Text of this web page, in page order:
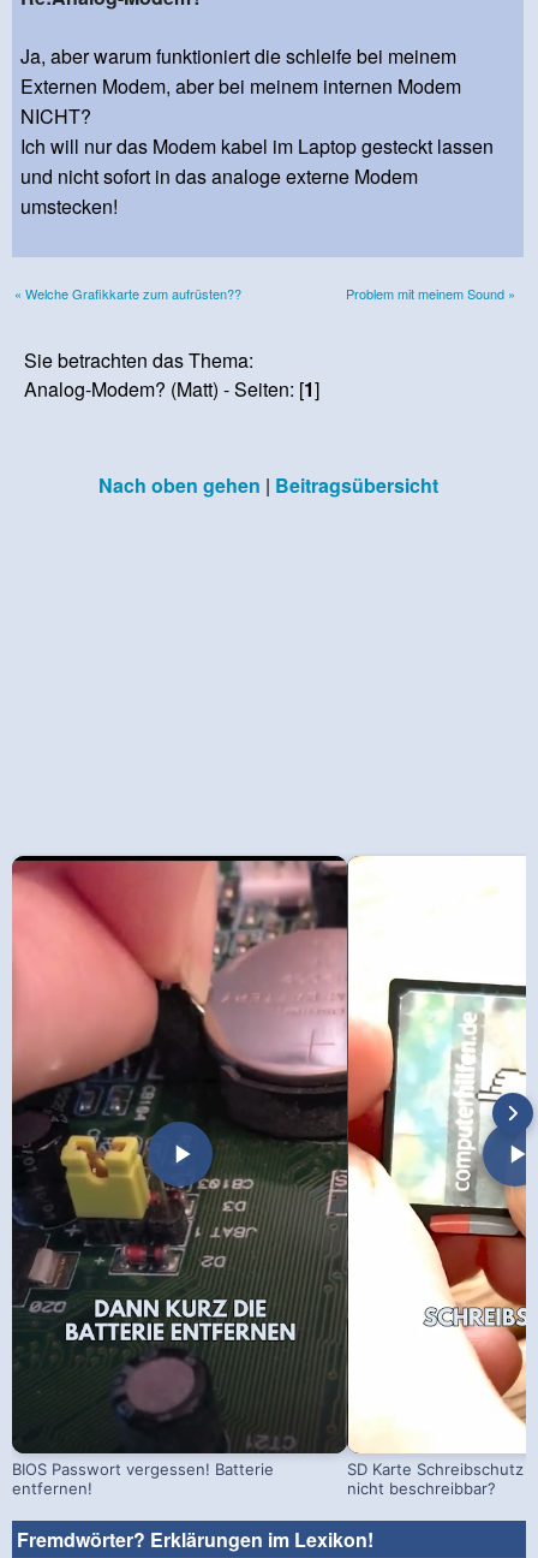
Ja, aber warum funktioniert die schleife bei meinem
Externen Modem, aber bei meinem internen Modem
NICHT?
Ich will nur das Modem kabel im Laptop gesteckt lassen
und nicht sofort in das analoge externe Modem
umstecken!
« Welche Grafikkarte zum aufrüsten?? Problem mit meinem Sound »
Sie betrachten das Thema:
Analog-Modem? (Matt) - Seiten: [1]
Nach oben gehen | Beitragsübersicht
BIOS Passwort vergessen! Batterie
entfernen!
SD Karte Schreibschutz
nicht beschreibbar?
Fremdwörter? Erklärungen im Lexikon!